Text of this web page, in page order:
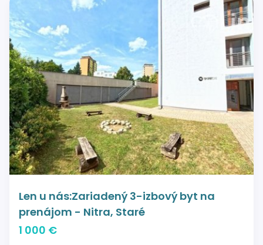
Len u nás:Zariadený 3-izbový byt na
prenájom - Nitra, Staré
1 000 €